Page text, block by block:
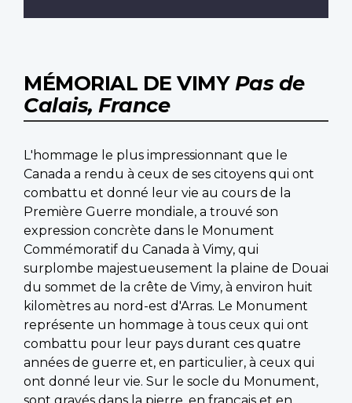
MÉMORIAL DE VIMYPas de
Calais, France
L'hommage le plus impressionnant que le
Canada a rendu à ceux de ses citoyens qui ont
combattu et donné leur vie au cours de la
Première Guerre mondiale, a trouvé son
expression concrète dans le Monument
Commémoratif du Canada à Vimy, qui
surplombe majestueusement la plaine de Douai
du sommet de la crête de Vimy, à environ huit
kilomètres au nord-est d'Arras. Le Monument
représente un hommage à tous ceux qui ont
combattu pour leur pays durant ces quatre
années de guerre et, en particulier, à ceux qui
ont donné leur vie. Sur le socle du Monument,